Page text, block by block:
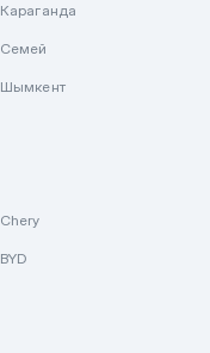
Караганда
Семей
Шымкент
Chery
BYD